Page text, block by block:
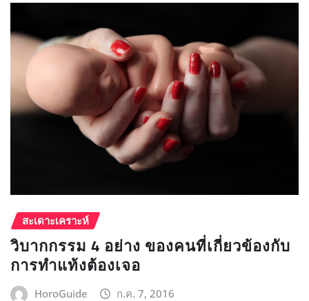
สะเดาะเคราะห์
วิบากกรรม 4 อย่าง ของคนที่เกี่ยวข้องกับ
การทำแท้งต้องเจอ
HoroGuide ก.ค. 7, 2016